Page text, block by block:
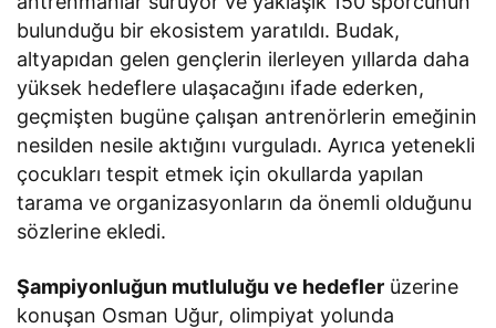
bulunduğu bir ekosistem yaratıldı. Budak,
altyapıdan gelen gençlerin ilerleyen yıllarda daha
yüksek hedeflere ulaşacağını ifade ederken,
geçmişten bugüne çalışan antrenörlerin emeğinin
nesilden nesile aktığını vurguladı. Ayrıca yetenekli
çocukları tespit etmek için okullarda yapılan
tarama ve organizasyonların da önemli olduğunu
sözlerine ekledi.
Şampiyonluğun mutluluğu ve hedefler üzerine
konuşan Osman Uğur, olimpiyat yolunda